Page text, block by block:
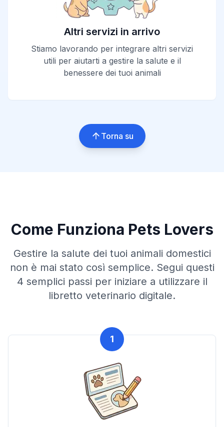
Altri servizi in arrivo
Stiamo lavorando per integrare altri servizi
utili per aiutarti a gestire la salute e il
benessere dei tuoi animali
Torna su
Come Funziona Pets Lovers
Gestire la salute dei tuoi animali domestici
non è mai stato così semplice. Segui questi
4 semplici passi per iniziare a utilizzare il
libretto veterinario digitale.
1